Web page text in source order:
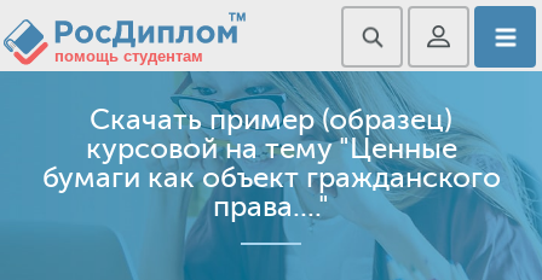
Скачать пример (образец)
курсовой на тему "Ценные
бумаги как объект гражданского
права...."